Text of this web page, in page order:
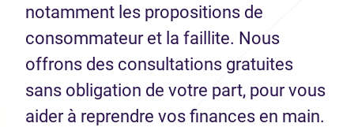
notamment les propositions de
consommateur et la faillite. Nous
offrons des consultations gratuites
sans obligation de votre part, pour vous
aider à reprendre vos finances en main.